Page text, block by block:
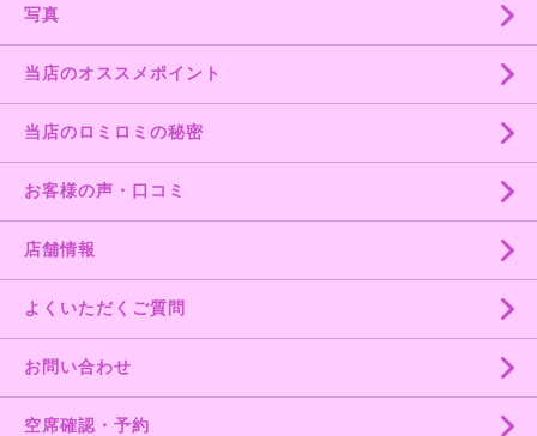
写真
当店のオススメポイント
当店のロミロミの秘密
お客様の声・口コミ
店舗情報
よくいただくご質問
お問い合わせ
空席確認・予約